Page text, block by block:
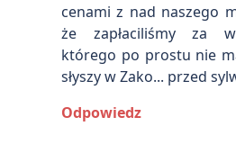
cenami z nad naszego
że zapłaciliśmy za
którego po prostu nie
słyszy w Zako... przed
Odpowiedz